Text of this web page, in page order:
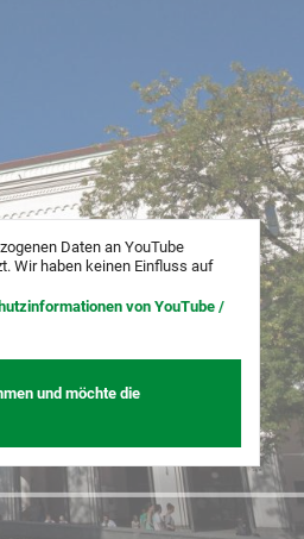
Daten an YouTube
Wir haben keinen Einfluss auf
von YouTube /
und möchte die